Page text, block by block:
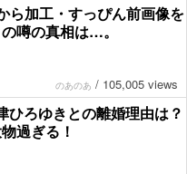
ら加工・すっぴん前画像を
噂の真相は…。
のあのあ / 105,005 views
ひろゆきとの離婚理由は？
過ぎる！